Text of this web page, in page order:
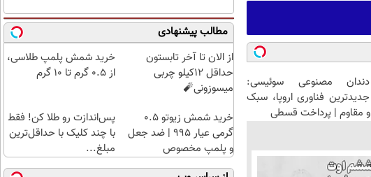
دندان مصنوعی سوئیسی:
جدیدترین فناوری اروپا، سبک
و مقاوم | پرداخت قسطی
مطالب پیشنهادی
از الان تا آخر تابستون
حداقل 12کیلو چربی
میسوزونی🧨
خرید شمش پلمپ طلاسی،
از ۰.۵ گرم تا ۱۰ گرم
خرید شمش زیوتو ۰.۵
گرمی عیار ۹۹۵ | ضد جعل
و پلمپ مخصوص
پس‌اندازت رو طلا کن! فقط
با چند کلیک با حداقل‌ترین
مبلغ...